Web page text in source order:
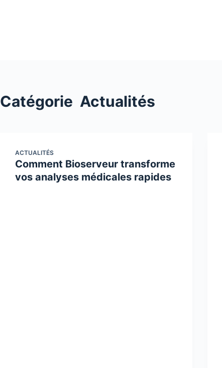
Catégorie Actualités
ACTUALITÉS
Comment Bioserveur transforme
vos analyses médicales rapides